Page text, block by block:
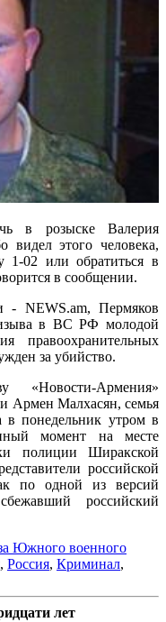
в розыске Валерия
видел этого человека,
1-02 или обратиться в
в сообщении.
NEWS.am, Пермяков
в ВС РФ молодой
правоохранительных
за убийство.
«Новости-Армения»
Армен Малхасян, семья
в понедельник утром в
момент на месте
полиции Ширакской
российской
по одной из версий
российский
Южного военного
, Россия, Криминал,
лет